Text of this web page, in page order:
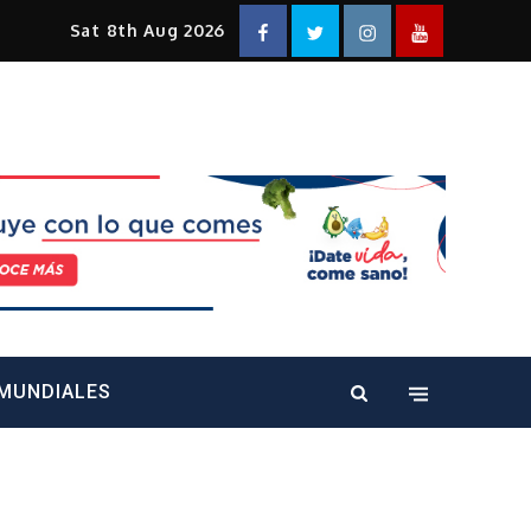
Sat 8th Aug 2026 FacebookTwitterInstagramYouTube